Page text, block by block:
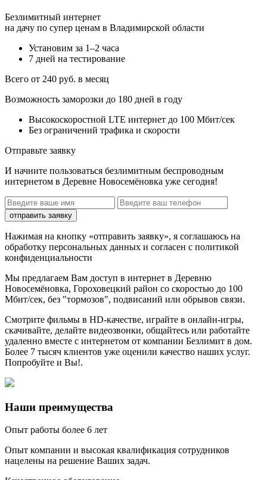
Безлимитный интернет
на дачу по супер ценам в Владимирской области
Установим за 1–2 часа
7 дней на тестирование
Всего от 240 руб. в месяц
Возможность заморозки до 180 дней в году
Высокоскоростной LTE интернет до 100 Мбит/сек
Без ограничений трафика и скорости
Отправьте заявку
И начните пользоваться безлимитным беспроводным
интернетом в Деревне Новосемёновка уже сегодня!
отправить заявку
Нажимая на кнопку «отправить заявку», я соглашаюсь на
обработку персональных данных и согласен с политикой
конфиденциальности
Мы предлагаем Вам доступ в интернет в Деревню
Новосемёновка, Гороховецкий район со скоростью до 100
Мбит/сек, без "тормозов", подвисаний или обрывов связи.
Смотрите фильмы в HD-качестве, играйте в онлайн-игры,
скачивайте, делайте видеозвонки, общайтесь или работайте
удаленно вместе с интернетом от компании Безлимит в дом.
Более 7 тысяч клиентов уже оценили качество наших услуг.
Попробуйте и Вы!.
Наши преимущества
Опыт работы более 6 лет
Опыт компании и высокая квалификация сотрудников
нацелены на решение Ваших задач.